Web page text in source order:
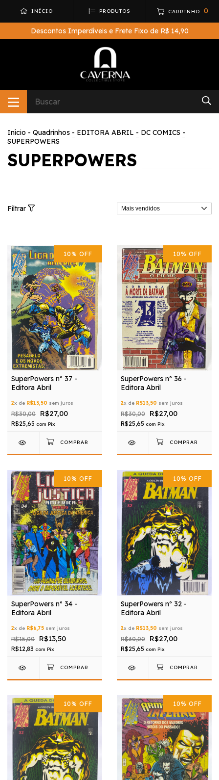
INÍCIO PRODUTOS CARRINHO 0
Descontos Imperdíveis e Frete Fixo de R$ 14,90
Início - Quadrinhos - EDITORA ABRIL - DC COMICS -
SUPERPOWERS
SUPERPOWERS
Filtrar
10% OFF
SuperPowers nº 37 -
Editora Abril
2x de R$13,50 sem juros
R$30,00 R$27,00
R$25,65 com Pix
10% OFF
SuperPowers nº 36 -
Editora Abril
2x de R$13,50 sem juros
R$30,00 R$27,00
R$25,65 com Pix
10% OFF
SuperPowers nº 34 -
Editora Abril
2x de R$6,75 sem juros
R$15,00 R$13,50
R$12,83 com Pix
10% OFF
SuperPowers nº 32 -
Editora Abril
2x de R$13,50 sem juros
R$30,00 R$27,00
R$25,65 com Pix
10% OFF 10% OFF